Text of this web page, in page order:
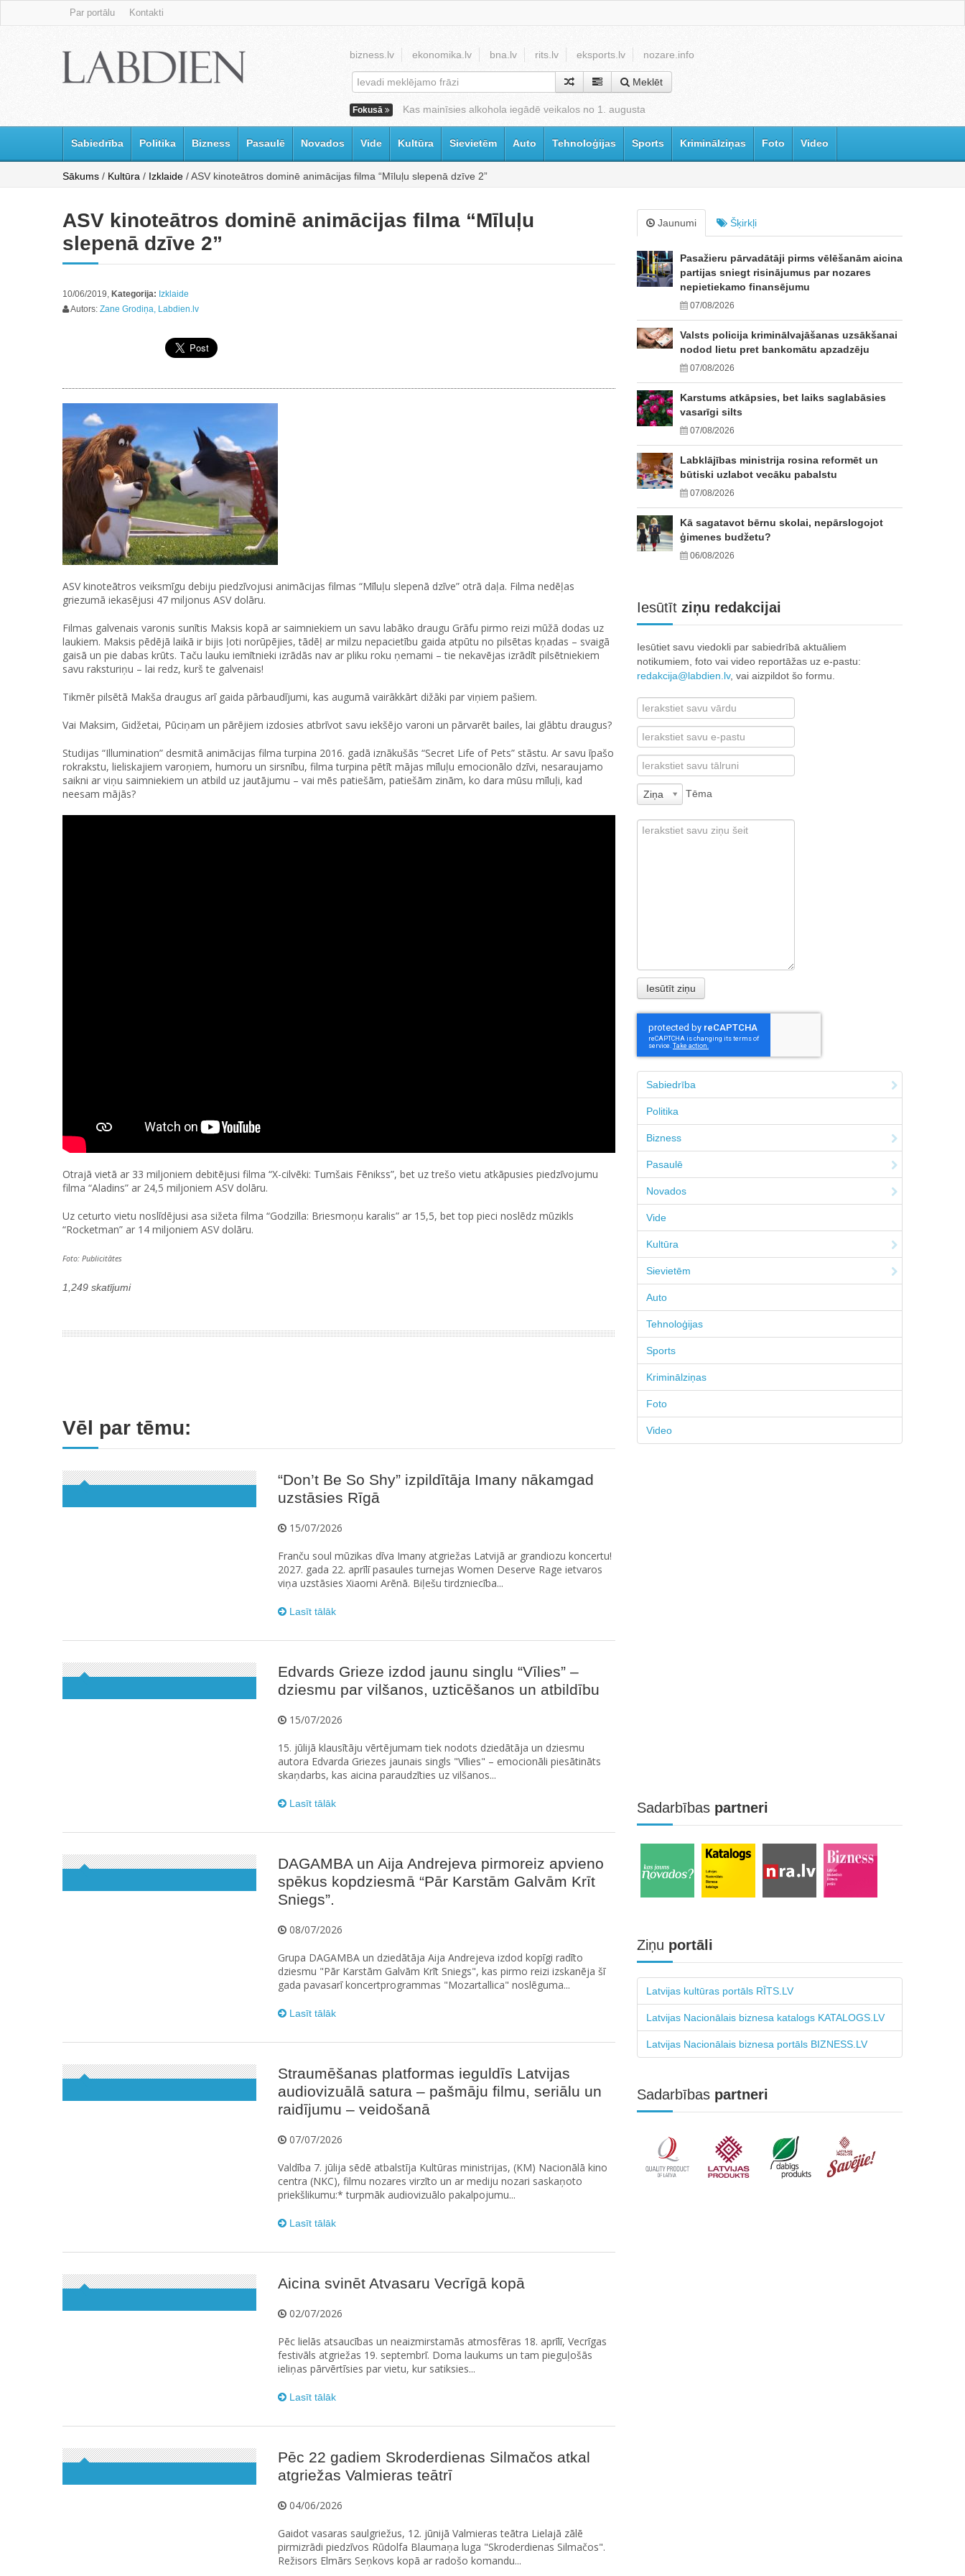
Par portālu Kontakti
bizness.lv ekonomika.lv bna.lv rits.lv eksports.lv nozare.info
Meklēt
Fokusā Kas mainīsies alkohola iegādē veikalos no 1. augusta
Sabiedrība Politika Bizness Pasaulē Novados Vide Kultūra Sievietēm Auto Tehnoloģijas Sports Kriminālziņas Foto Video
Sākums / Kultūra / Izklaide / ASV kinoteātros dominē animācijas filma “Mīluļu slepenā dzīve 2”
ASV kinoteātros dominē animācijas filma “Mīluļu
slepenā dzīve 2”
10/06/2019, Kategorija: Izklaide
Autors: Zane Grodiņa, Labdien.lv
ASV kinoteātros veiksmīgu debiju piedzīvojusi animācijas filmas “Mīluļu slepenā dzīve” otrā daļa. Filma nedēļas
griezumā iekasējusi 47 miljonus ASV dolāru.
Filmas galvenais varonis sunītis Maksis kopā ar saimniekiem un savu labāko draugu Grāfu pirmo reizi mūžā dodas uz
laukiem. Maksis pēdējā laikā ir bijis ļoti norūpējies, tādēļ ar milzu nepacietību gaida atpūtu no pilsētas kņadas – svaigā
gaisā un pie dabas krūts. Taču lauku iemītnieki izrādās nav ar pliku roku ņemami – tie nekavējas izrādīt pilsētniekiem
savu raksturiņu – lai redz, kurš te galvenais!
Tikmēr pilsētā Makša draugus arī gaida pārbaudījumi, kas augumā vairākkārt dižāki par viņiem pašiem.
Vai Maksim, Gidžetai, Pūciņam un pārējiem izdosies atbrīvot savu iekšējo varoni un pārvarēt bailes, lai glābtu draugus?
Studijas “Illumination” desmitā animācijas filma turpina 2016. gadā iznākušās “Secret Life of Pets” stāstu. Ar savu īpašo
rokrakstu, lieliskajiem varoņiem, humoru un sirsnību, filma turpina pētīt mājas mīluļu emocionālo dzīvi, nesaraujamo
saikni ar viņu saimniekiem un atbild uz jautājumu – vai mēs patiešām, patiešām zinām, ko dara mūsu mīluļi, kad
neesam mājās?
Otrajā vietā ar 33 miljoniem debitējusi filma “X-cilvēki: Tumšais Fēnikss”, bet uz trešo vietu atkāpusies piedzīvojumu
filma “Aladins” ar 24,5 miljoniem ASV dolāru.
Uz ceturto vietu noslīdējusi asa sižeta filma “Godzilla: Briesmoņu karalis” ar 15,5, bet top pieci noslēdz mūzikls
“Rocketman” ar 14 miljoniem ASV dolāru.
Foto: Publicitātes
1,249 skatījumi
Vēl par tēmu:
“Don’t Be So Shy” izpildītāja Imany nākamgad
uzstāsies Rīgā
15/07/2026
Franču soul mūzikas dīva Imany atgriežas Latvijā ar grandiozu koncertu!
2027. gada 22. aprīlī pasaules turnejas Women Deserve Rage ietvaros
viņa uzstāsies Xiaomi Arēnā. Biļešu tirdzniecība...
Lasīt tālāk
Edvards Grieze izdod jaunu singlu “Vīlies” –
dziesmu par vilšanos, uzticēšanos un atbildību
15/07/2026
15. jūlijā klausītāju vērtējumam tiek nodots dziedātāja un dziesmu
autora Edvarda Griezes jaunais singls "Vīlies" – emocionāli piesātināts
skaņdarbs, kas aicina paraudzīties uz vilšanos...
Lasīt tālāk
DAGAMBA un Aija Andrejeva pirmoreiz apvieno
spēkus kopdziesmā “Pār Karstām Galvām Krīt
Sniegs”.
08/07/2026
Grupa DAGAMBA un dziedātāja Aija Andrejeva izdod kopīgi radīto
dziesmu "Pār Karstām Galvām Krīt Sniegs", kas pirmo reizi izskanēja šī
gada pavasarī koncertprogrammas "Mozartallica" noslēguma...
Lasīt tālāk
Straumēšanas platformas ieguldīs Latvijas
audiovizuālā satura – pašmāju filmu, seriālu un
raidījumu – veidošanā
07/07/2026
Valdība 7. jūlija sēdē atbalstīja Kultūras ministrijas, (KM) Nacionālā kino
centra (NKC), filmu nozares virzīto un ar mediju nozari saskaņoto
priekšlikumu:* turpmāk audiovizuālo pakalpojumu...
Lasīt tālāk
Aicina svinēt Atvasaru Vecrīgā kopā
02/07/2026
Pēc lielās atsaucības un neaizmirstamās atmosfēras 18. aprīlī, Vecrīgas
festivāls atgriežas 19. septembrī. Doma laukums un tam pieguļošās
ieliņas pārvērtīsies par vietu, kur satiksies...
Lasīt tālāk
Pēc 22 gadiem Skroderdienas Silmačos atkal
atgriežas Valmieras teātrī
04/06/2026
Gaidot vasaras saulgriežus, 12. jūnijā Valmieras teātra Lielajā zālē
pirmizrādi piedzīvos Rūdolfa Blaumaņa luga "Skroderdienas Silmačos".
Režisors Elmārs Seņkovs kopā ar radošo komandu...
Jaunumi Šķirkļi
Pasažieru pārvadātāji pirms vēlēšanām aicina
partijas sniegt risinājumus par nozares
nepietiekamo finansējumu
07/08/2026
Valsts policija kriminālvajāšanas uzsākšanai
nodod lietu pret bankomātu apzadzēju
07/08/2026
Karstums atkāpsies, bet laiks saglabāsies
vasarīgi silts
07/08/2026
Labklājības ministrija rosina reformēt un
būtiski uzlabot vecāku pabalstu
07/08/2026
Kā sagatavot bērnu skolai, nepārslogojot
ģimenes budžetu?
06/08/2026
Iesūtīt ziņu redakcijai
Iesūtiet savu viedokli par sabiedrībā aktuāliem
notikumiem, foto vai video reportāžas uz e-pastu:
redakcija@labdien.lv, vai aizpildot šo formu.
Ziņa Tēma
Sabiedrība
Politika
Bizness
Pasaulē
Novados
Vide
Kultūra
Sievietēm
Auto
Tehnoloģijas
Sports
Kriminālziņas
Foto
Video
Sadarbības partneri
Ziņu portāli
Latvijas kultūras portāls RĪTS.LV
Latvijas Nacionālais biznesa katalogs KATALOGS.LV
Latvijas Nacionālais biznesa portāls BIZNESS.LV
Sadarbības partneri